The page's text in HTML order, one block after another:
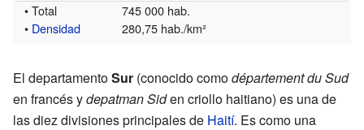
• Total
745 000 hab.
• Densidad 280,75 hab./km²
El departamentoSur (conocido comodépartement du Sud
en francés ydepatman Siden criollo haitiano) es una de
las diez divisiones principales de Haití. Es como una